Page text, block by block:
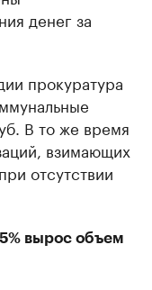
денег за
прокуратура
В то же время
взимающих
отсутствии
вырос объем